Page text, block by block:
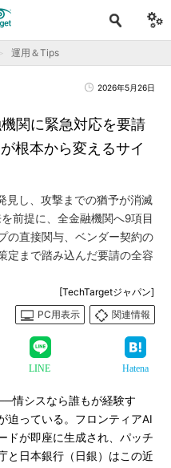
運用＆Tips
2026年5月26日
関に緊急対応を要請
根本から変えるサイ
見し、攻撃までの猶予が消滅
前提に、全金融機関へ9項目
の直接関与、ベンダー契約の
定まで踏み込んだ要請の全容
[TechTargetジャパン]
PC用表示
関連情報
LINE Hatena
情シスなら誰もが経験す
迫っている。フロンティアAI
ドが即座に生成され、パッチ
と日本銀行（日銀）はこの近